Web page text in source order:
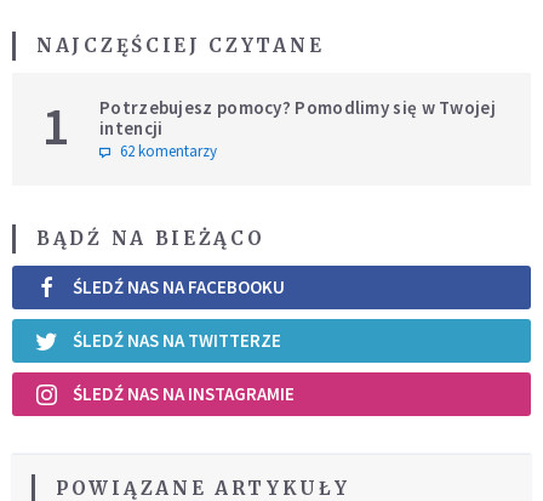
NAJCZĘŚCIEJ CZYTANE
1
Potrzebujesz pomocy? Pomodlimy się w Twojej
intencji
62 komentarzy
BĄDŹ NA BIEŻĄCO
ŚLEDŹ NAS NA FACEBOOKU
ŚLEDŹ NAS NA TWITTERZE
ŚLEDŹ NAS NA INSTAGRAMIE
POWIĄZANE ARTYKUŁY